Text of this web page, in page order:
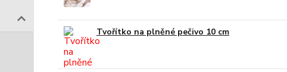
Tvořítko na plněné pečivo 10 cm